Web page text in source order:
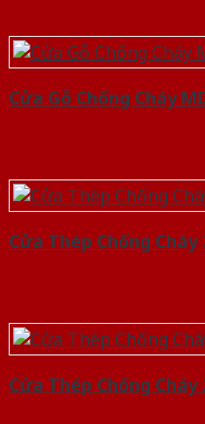
Cửa Gỗ Chống Cháy
Cửa Thép Chống Cháy
Cửa Thép Chống Cháy